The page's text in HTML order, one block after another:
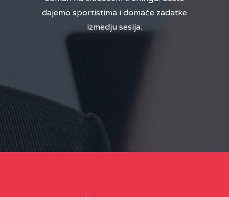
dajemo sportistima i domaće zadatke
izmedju sesija.